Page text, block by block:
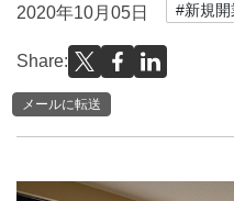
2020年10月05日 #新規開
Share:
メールに転送